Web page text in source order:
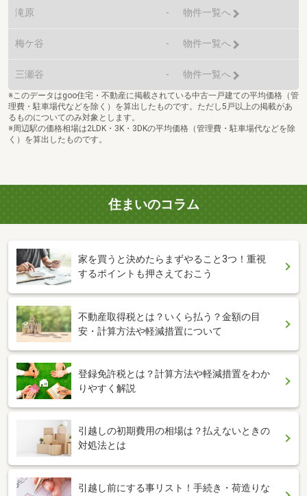
滝原 - 物件一覧へ
梅ケ谷 - 物件一覧へ
三瀬谷 - 物件一覧へ
※このデータはgoo住宅・不動産に掲載されている中古一戸建ての平均価格（管
理費・駐車場代などを除く）を算出したものです。ただし5戸以上の掲載があ
るものについてのみ対象とします。
※周辺駅の価格相場は2LDK・3K・3DKの平均価格（管理費・駐車場代などを除
く）を算出したものです。
住まいのコラム
家を買うと決めたらまずやること3つ！重視
するポイントも押さえておこう
不動産取得税とは？いくら払う？金額の目
安・計算方法や軽減措置について
登録免許税とは？計算方法や軽減措置をわか
りやすく解説
引越しの初期費用の相場は？払えないときの
対処法とは
引越し前にする事リスト！手続き・荷造りな